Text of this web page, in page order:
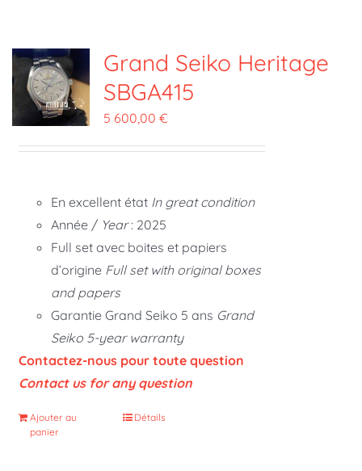
Grand Seiko Heritage
SBGA415
5 600,00 €
En excellent état In great condition
Année / Year: 2025
Full set avec boites et papiers
d’origine Full set with original boxes
and papers
Garantie Grand Seiko 5 ans Grand
Seiko 5-year warranty
Contactez-nous pour toute question
Contact us for any question
Ajouter au
panier
Détails